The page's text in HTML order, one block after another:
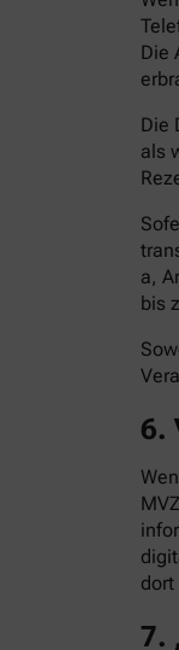
Die
Die
als
a,
bis
6.
7.